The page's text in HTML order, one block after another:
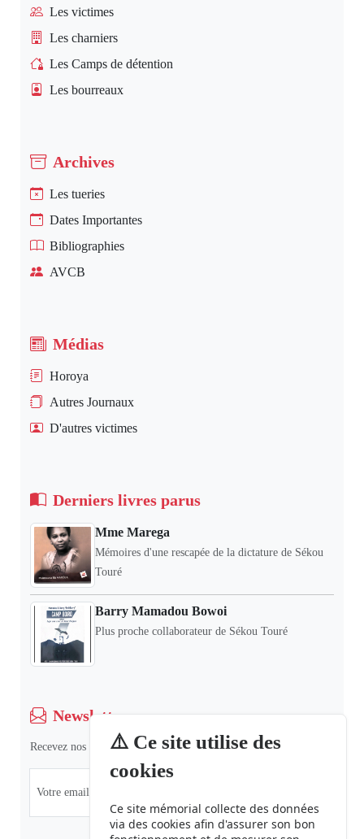
⚠️ Ce site utilise des
cookies
Ce site mémorial collecte des données
via des cookies afin d'assurer son bon
Les victimes
Les charniers
Les Camps de détention
Les bourreaux
Archives
Les tueries
Dates Importantes
Bibliographies
AVCB
Médias
Horoya
Autres Journaux
D'autres victimes
Derniers livres parus
Mme Marega
Mémoires d'une rescapée de la dictature de Sékou
Touré
Barry Mamadou Bowoi
Plus proche collaborateur de Sékou Touré
Newsletter
Recevez nos dernières informations et actualités.